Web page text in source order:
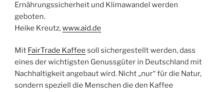
Ernährungssicherheit und Klimawandel werden
geboten.
Heike Kreutz,www.aid.de
Mit FairTrade Kaffee soll sichergestellt werden, dass
eines der wichtigsten Genussgüter in Deutschland mit
Nachhaltigkeit angebaut wird. Nicht „nur“ für die Natur,
sondern speziell die Menschen die den Kaffee